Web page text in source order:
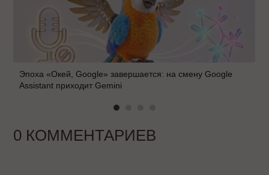
Эпоха «Окей, Google» завершается: на смену Google
Assistant приходит Gemini
0 КОММЕНТАРИЕВ